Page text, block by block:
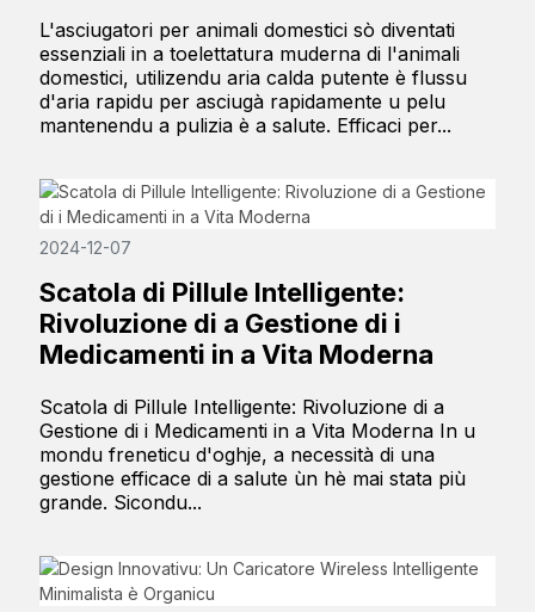
L'asciugatori per animali domestici sò diventati
essenziali in a toelettatura muderna di l'animali
domestici, utilizendu aria calda putente è flussu
d'aria rapidu per asciugà rapidamente u pelu
mantenendu a pulizia è a salute. Efficaci per...
2024-12-07
Scatola di Pillule Intelligente:
Rivoluzione di a Gestione di i
Medicamenti in a Vita Moderna
Scatola di Pillule Intelligente: Rivoluzione di a
Gestione di i Medicamenti in a Vita Moderna In u
mondu freneticu d'oghje, a necessità di una
gestione efficace di a salute ùn hè mai stata più
grande. Sicondu...